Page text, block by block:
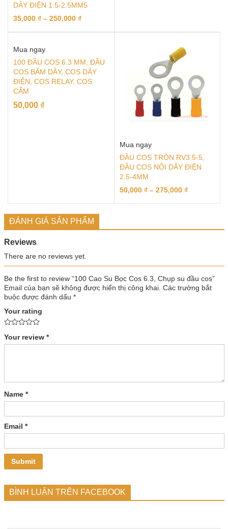
DÂY ĐIỆN 1.5-2.5MM5
35,000 ₫ – 250,000 ₫
Mua ngay
100 ĐẦU COS 6.3 MM, ĐẦU
COS BẤM DÂY, COS DÂY
ĐIỆN, COS RELAY, COS
CẮM
50,000 ₫
Mua ngay
ĐẦU COS TRÒN RV3.5-5,
ĐẦU COS NỐI DÂY ĐIỆN
2.5-4MM
50,000 ₫ – 275,000 ₫
ĐÁNH GIÁ SẢN PHẨM
Reviews
There are no reviews yet.
Be the first to review “100 Cao Su Bọc Cos 6.3, Chụp su đầu cos”
Email của bạn sẽ không được hiển thị công khai. Các trường bắt
buộc được đánh dấu *
Your rating
Your review *
Name *
Email *
BÌNH LUẬN TRÊN FACEBOOK